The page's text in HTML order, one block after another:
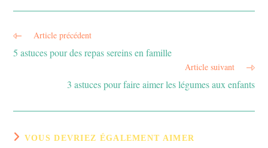
Read
articles
Article précédent
5 astuces pour des repas sereins en famille
Article suivant
3 astuces pour faire aimer les légumes aux enfants
VOUS DEVRIEZ ÉGALEMENT AIMER